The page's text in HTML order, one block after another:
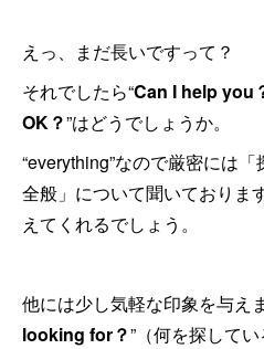
えっ、まだ長いですって？
それでしたら“Can I help you
OK？”はどうでしょうか。
“everything”なので厳密には
全般」について聞いておりま
えてくれるでしょう。
他には少し気軽な印象を与え
looking for？”（何を探して